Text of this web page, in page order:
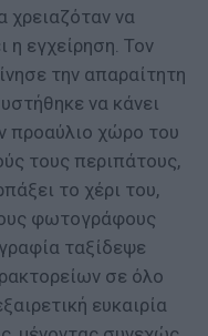
χρειαζόταν να
η εγχείρηση. Τον
την απαραίτητη
να κάνει
προαύλιο χώρο του
τους περιπάτους,
το χέρι του,
φωτογράφους
ταξίδεψε
σε όλο
ευκαιρία